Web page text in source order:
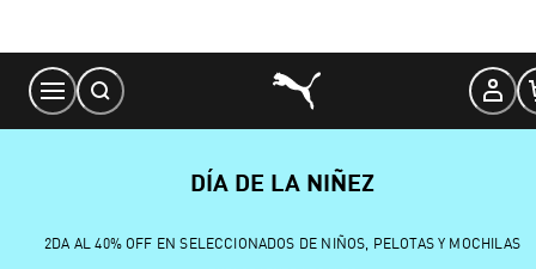
Content
DÍA DE LA NIÑEZ
2DA AL 40% OFF EN SELECCIONADOS DE NIÑOS, PELOTAS Y MOCHILAS